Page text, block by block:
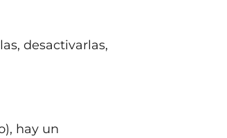
desactivarlas,
), hay un